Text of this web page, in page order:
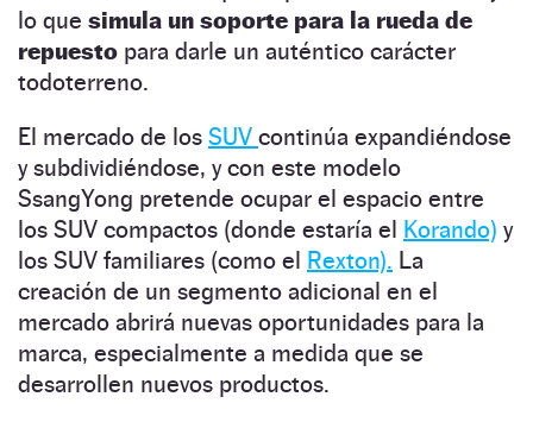
lo que simula un soporte para la rueda de
repuesto para darle un auténtico carácter
todoterreno.
El mercado de los SUV continúa expandiéndose
y subdividiéndose, y con este modelo
SsangYong pretende ocupar el espacio entre
los SUV compactos (donde estaría el Korando) y
los SUV familiares (como el Rexton). La
creación de un segmento adicional en el
mercado abrirá nuevas oportunidades para la
marca, especialmente a medida que se
desarrollen nuevos productos.